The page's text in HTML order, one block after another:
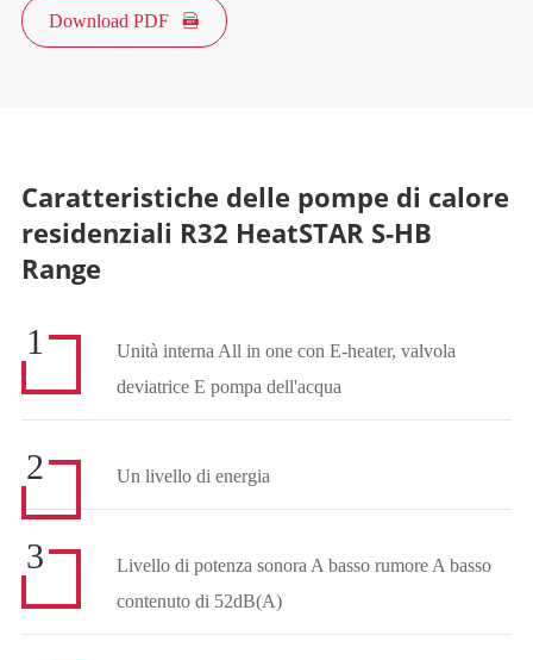
Download PDF 
Caratteristiche delle pompe di calore
residenziali R32 HeatSTAR S-HB
Range
1
Unità interna All in one con E-heater, valvola
deviatrice E pompa dell'acqua
2 Un livello di energia
3
Livello di potenza sonora A basso rumore A basso
contenuto di 52dB(A)